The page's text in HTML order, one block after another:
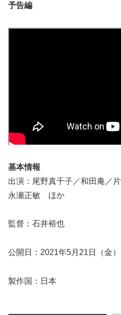
予告編
基本情報
出演：尾野真千子／和田庵／
永瀬正敏 ほか
監督：石井裕也
公開日：2021年5月21日（金）
製作国：日本